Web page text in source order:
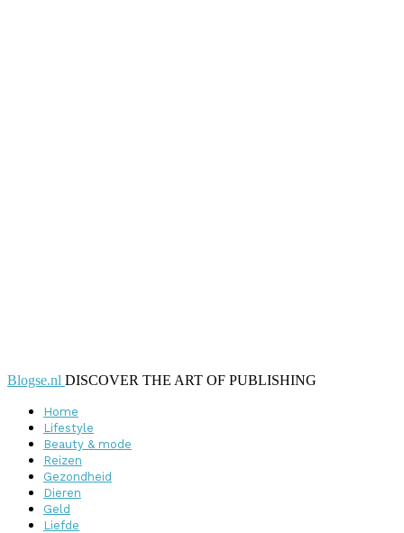
Blogse.nl DISCOVER THE ART OF PUBLISHING
Home
Lifestyle
Beauty & mode
Reizen
Gezondheid
Dieren
Geld
Liefde